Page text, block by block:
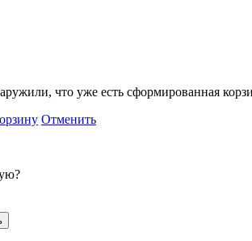
что уже есть сформированная
Отменить